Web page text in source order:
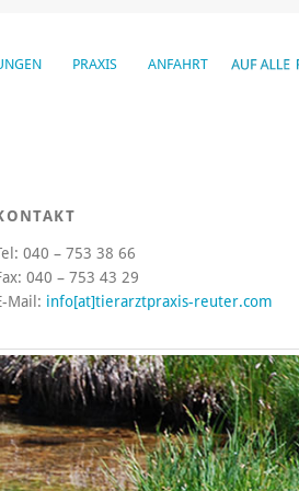
PRAXIS ANFAHRT
040 – 753 38 66
040 – 753 43 29
Mail: info[at]tierarztpraxis-reuter.com